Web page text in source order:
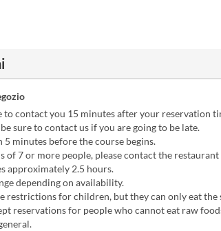
to contact you 15 minutes after your reservation
sure to contact us if you are going to be late.
minutes before the course begins.
of 7 or more people, please contact the
approximately 2.5 hours.
depending on availability.
restrictions for children, but they can only eat the
reservations for people who cannot eat raw